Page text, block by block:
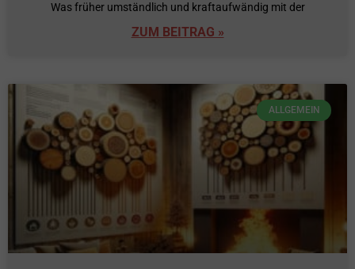
Was früher umständlich und kraftaufwändig mit der
ZUM BEITRAG »
ALLGEMEIN